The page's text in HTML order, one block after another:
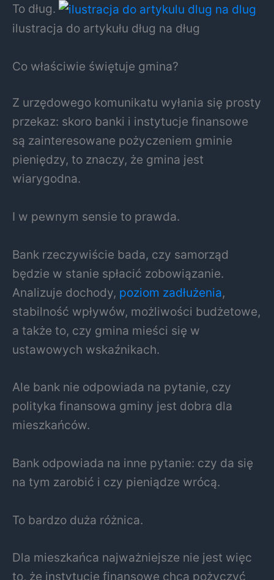
To dług.
ilustracja do artykułu dług na dług
Co właściwie świętuje gmina?
Z urzędowego komunikatu wyłania się prosty
przekaz: skoro banki i instytucje finansowe
są zainteresowane pożyczeniem gminie
pieniędzy, to znaczy, że gmina jest
wiarygodna.
I w pewnym sensie to prawda.
Bank rzeczywiście bada, czy samorząd
będzie w stanie spłacić zobowiązanie.
Analizuje dochody, poziom zadłużenia,
stabilność wpływów, możliwości budżetowe,
a także to, czy gmina mieści się w
ustawowych wskaźnikach.
Ale bank nie odpowiada na pytanie, czy
polityka finansowa gminy jest dobra dla
mieszkańców.
Bank odpowiada na inne pytanie: czy da się
na tym zarobić i czy pieniądze wrócą.
To bardzo duża różnica.
Dla mieszkańca najważniejsze nie jest więc
to, że instytucje finansowe chcą pożyczyć